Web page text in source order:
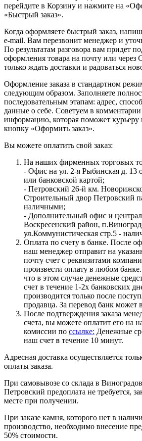
перейдите в Корзину и нажмите на
«Быстрый заказ».
Когда оформляете быстрый заказ,
e-mail. Вам перезвонит менеджер и
По результатам разговора вам придет
оформления товара на почту или через
только ждать доставки и радоваться
Оформление заказа в стандартном
следующим образом. Заполняете
последовательным этапам: адрес,
данные о себе. Советуем в комментарии
информацию, которая поможет
кнопку «Оформить заказ».
Вы можете оплатить свой заказ:
На наших фирменных торговых
- Офис на ул. 2-я Рыбинская д. 13
или банковской картой;
- Петровский 26-й км.
Строительный двор Петровский
наличными;
- Дополнительный офис и
Воскресенский район,
ул.Коммунистическая стр.5 -
Оплата по счету в банке. После
наш менеджер отправит на
почту счет с реквизитами
произвести оплату в любом
что в этом случае денежные
счет в течение 1-2х банковских
производится только после
продавца. За перевод банк может
После подтверждения заказа
счета, вы можете оплатит его на
комиссии по ссылке: Денежные
наш счет в течение 10 минут.
Адресная доставка осуществляется
оплаты заказа.
При самовывозе со склада в
Петровский предоплата не требуется,
месте при получении.
При заказе камня, которого нет в
производство, необходимо внесение
50% стоимости.